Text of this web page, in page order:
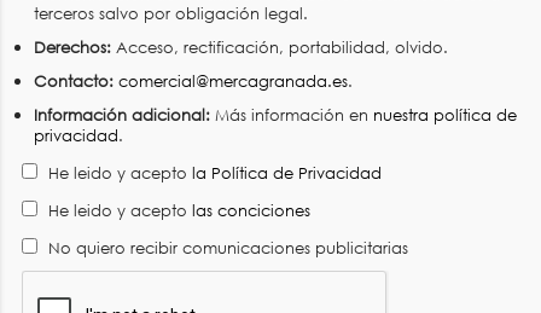
terceros salvo por obligación legal.
Derechos: Acceso, rectificación, portabilidad, olvido.
Contacto: comercial@mercagranada.es.
Información adicional: Más información en nuestra política de
privacidad.
He leido y acepto la Política de Privacidad
He leido y acepto las conciciones
No quiero recibir comunicaciones publicitarias